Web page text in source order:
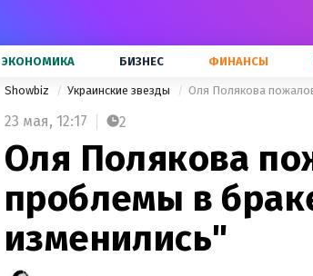
ЭКОНОМИКА БИЗНЕС ФИНАНСЫ
Showbiz Украинские звезды Оля Полякова
23 мая, 12:17 2
Оля Полякова
проблемы в
изменились"